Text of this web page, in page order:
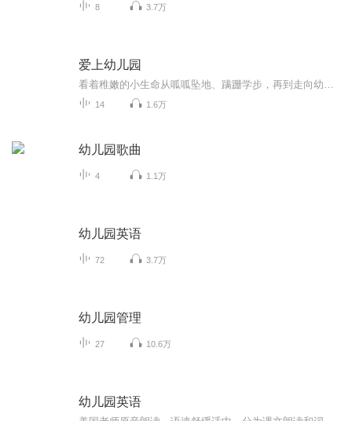
8 3.7万
爱上幼儿园
14 1.6万
幼儿园歌曲
4 1.1万
幼儿园英语
72 3.7万
幼儿园管理
27 10.6万
幼儿园英语